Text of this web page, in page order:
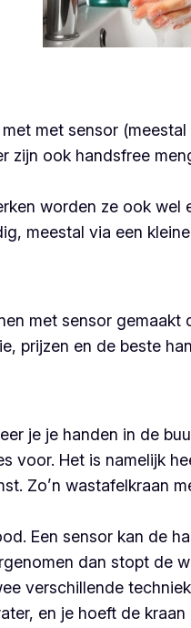
met sensor
zijn ook handsfree
worden ze ook
meestal via een
met sensor gemaakt
prijzen en de beste
je je handen in de
voor. Het is namelijk
Zo’n wastafelkraan
Een sensor kan de
dan stopt de
verschillende
en je hoeft de